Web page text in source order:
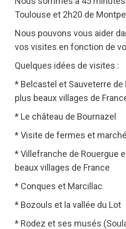
Toulouse et 2h20 de
Nous pouvons vous aider
vos visites en fonction de
Quelques idées de visites :
* Belcastel et Sauveterre de
plus beaux villages de
* Le château de Bournazel
* Visite de fermes et
* Villefranche de Rouergue
beaux villages de France
* Conques et Marcillac
* Bozouls et la vallée du Lot
* Rodez et ses musés